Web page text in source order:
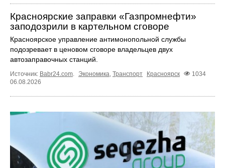
Красноярские заправки «Газпромнефти»
заподозрили в картельном сговоре
Красноярское управление антимонопольной службы
подозревает в ценовом сговоре владельцев двух
автозаправочных станций.
Источник: Babr24.com. Экономика, Транспорт Красноярск
1034
06.08.2026